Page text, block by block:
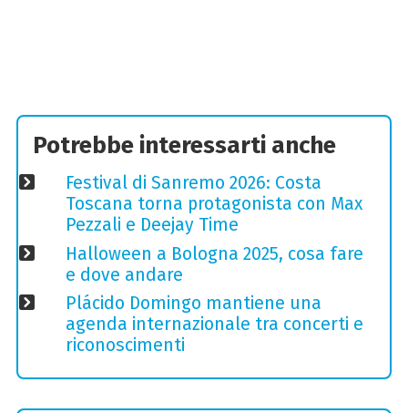
Potrebbe interessarti anche
Festival di Sanremo 2026: Costa
Toscana torna protagonista con Max
Pezzali e Deejay Time
Halloween a Bologna 2025, cosa fare
e dove andare
Plácido Domingo mantiene una
agenda internazionale tra concerti e
riconoscimenti